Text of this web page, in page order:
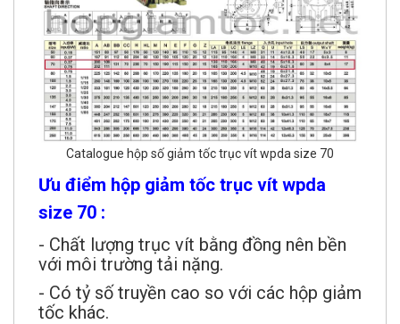
Catalogue hộp số giảm tốc trục vít wpda size 70
Ưu điểm hộp giảm tốc trục vít wpda
size 70 :
- Chất lượng trục vít bằng đồng nên bền
với môi trường tải nặng.
- Có tỷ số truyền cao so với các hộp giảm
tốc khác.